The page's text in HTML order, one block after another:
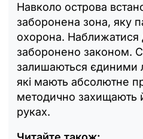
Навколо острова
заборонена зона, яку
охорона. Наближатися
заборонено законом.
залишаються єдиними
які мають абсолютне
методично захищають
руках.